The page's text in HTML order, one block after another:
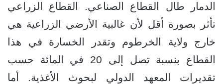
الدمار طال القطاع الصناعي. القطاع الزراعي
تأثر بصورة أقل لأن غالبية الأرضي الزراعية هي
خارج ولاية الخرطوم وتقدر الخسارة في هذا
القطاع بنسبة تصل إلى 20 في المائة حسب
تقديرات المعهد الدولي لبحوث الأغذية. أما